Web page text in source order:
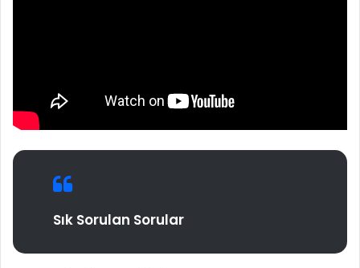
Sık Sorulan Sorular